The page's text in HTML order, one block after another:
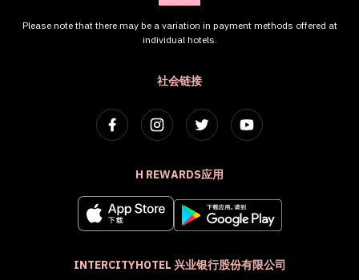
社会链接
H REWARDS应用
INTERCITYHOTEL 兴业银行股份有限公司
Please note that there may be a variation in payment methods offered at
individual hotels.